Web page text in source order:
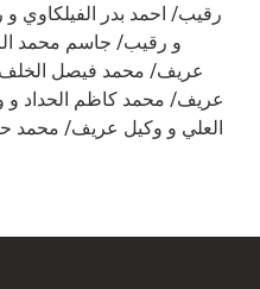
رقيب/ احمد بدر
و رقيب/ جاسم محمد
عريف/ محمد فيصل
عريف/ محمد كاظم الحداد
العلي و وكيل عريف/